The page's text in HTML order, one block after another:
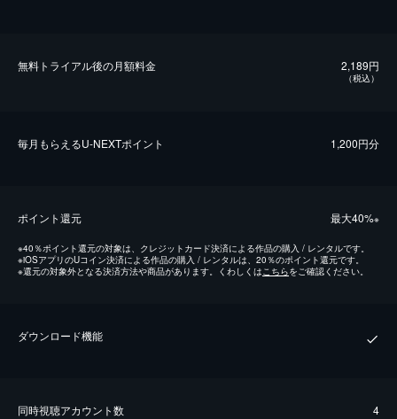
無料トライアル後の⽉額料金 2,189円
（税込）
毎⽉もらえるU-NEXTポイント 1,200円分
ポイント還元 最⼤40%※
※40％ポイント還元の対象は、クレジットカード決済による作品の購入 / レンタルです。
※iOSアプリのUコイン決済による作品の購入 / レンタルは、20％のポイント還元です。
※還元の対象外となる決済方法や商品があります。くわしくはこちらをご確認ください。
ダウンロード機能
同時視聴アカウント数 4